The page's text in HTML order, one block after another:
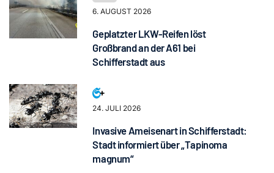
6. AUGUST 2026
Geplatzter LKW-Reifen löst
Großbrand an der A61 bei
Schifferstadt aus
24. JULI 2026
Invasive Ameisenart in Schifferstadt:
Stadt informiert über „Tapinoma
magnum“